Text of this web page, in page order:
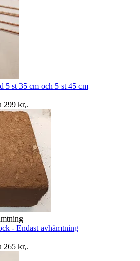
5 st 35 cm och 5 st 45 cm
299 kr,.
- Endast avhämtning
265 kr,.